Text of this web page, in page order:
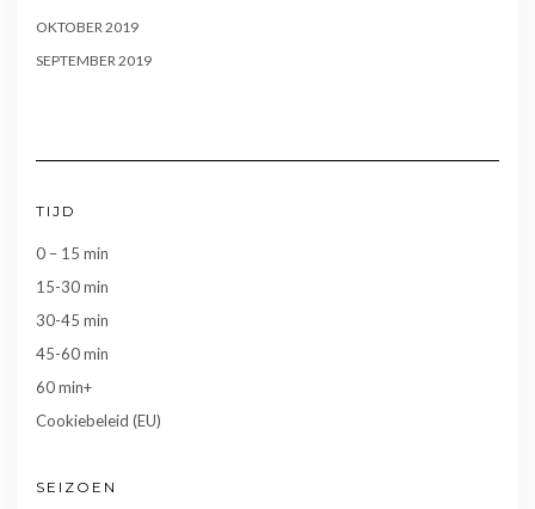
OKTOBER 2019
SEPTEMBER 2019
TIJD
0 – 15 min
15-30 min
30-45 min
45-60 min
60 min+
Cookiebeleid (EU)
SEIZOEN